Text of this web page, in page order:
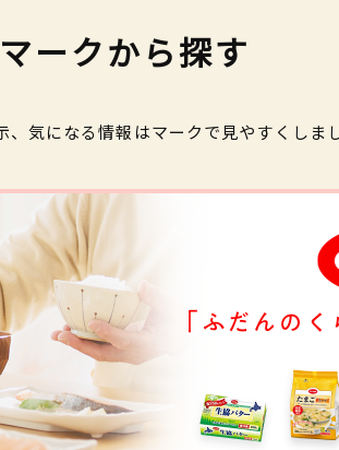
マークから探す
気になる情報はマークで見やすくしま